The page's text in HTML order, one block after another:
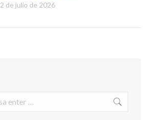
2 de julio de 2026